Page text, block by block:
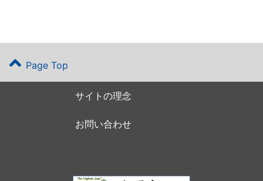
Page Top
サイトの理念
お問い合わせ